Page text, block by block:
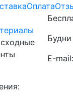
Оплата
E-mail: